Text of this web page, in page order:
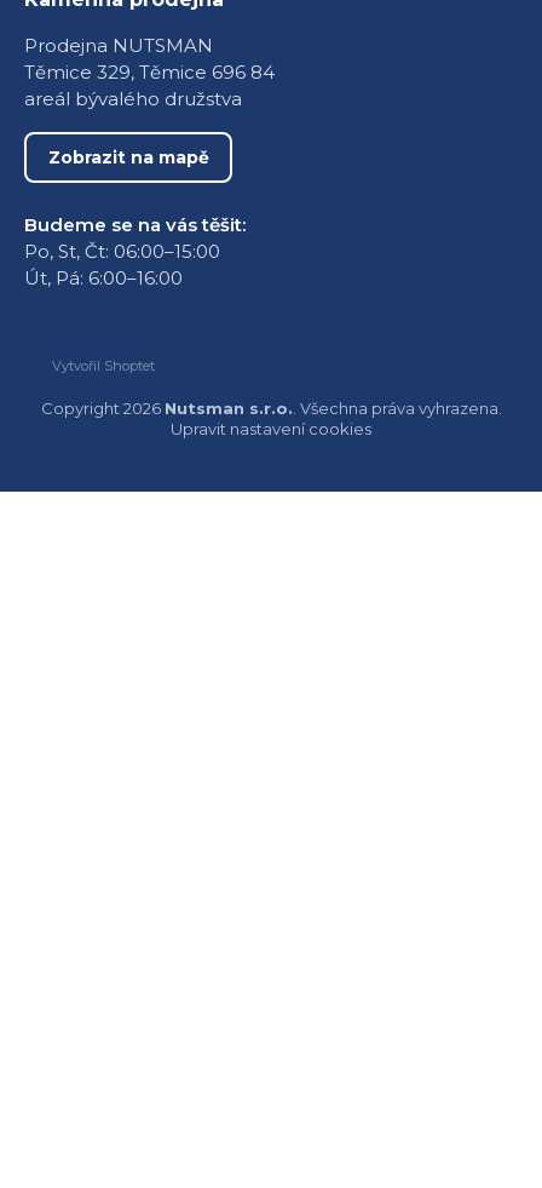
Prodejna NUTSMAN
Těmice 329, Těmice 696 84
areál bývalého družstva
Zobrazit na mapě
Budeme se na vás těšit:
Po, St, Čt: 06:00–15:00
Út, Pá: 6:00–16:00
Vytvořil Shoptet
Copyright 2026 Nutsman s.r.o. . Všechna práva vyhrazena.
Upravit nastavení cookies